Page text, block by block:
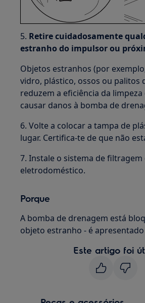
5. Retire cuidadosamente
estranho do impulsor ou
Objetos estranhos (por
vidro, plástico, ossos ou palitos
reduzem a eficiência da limpeza
causar danos à bomba de
6. Volte a colocar a tampa de
lugar. Certifica-te de que não
7. Instale o sistema de filtragem
eletrodoméstico.
Porque
A bomba de drenagem está
objeto estranho - é
Este artigo foi